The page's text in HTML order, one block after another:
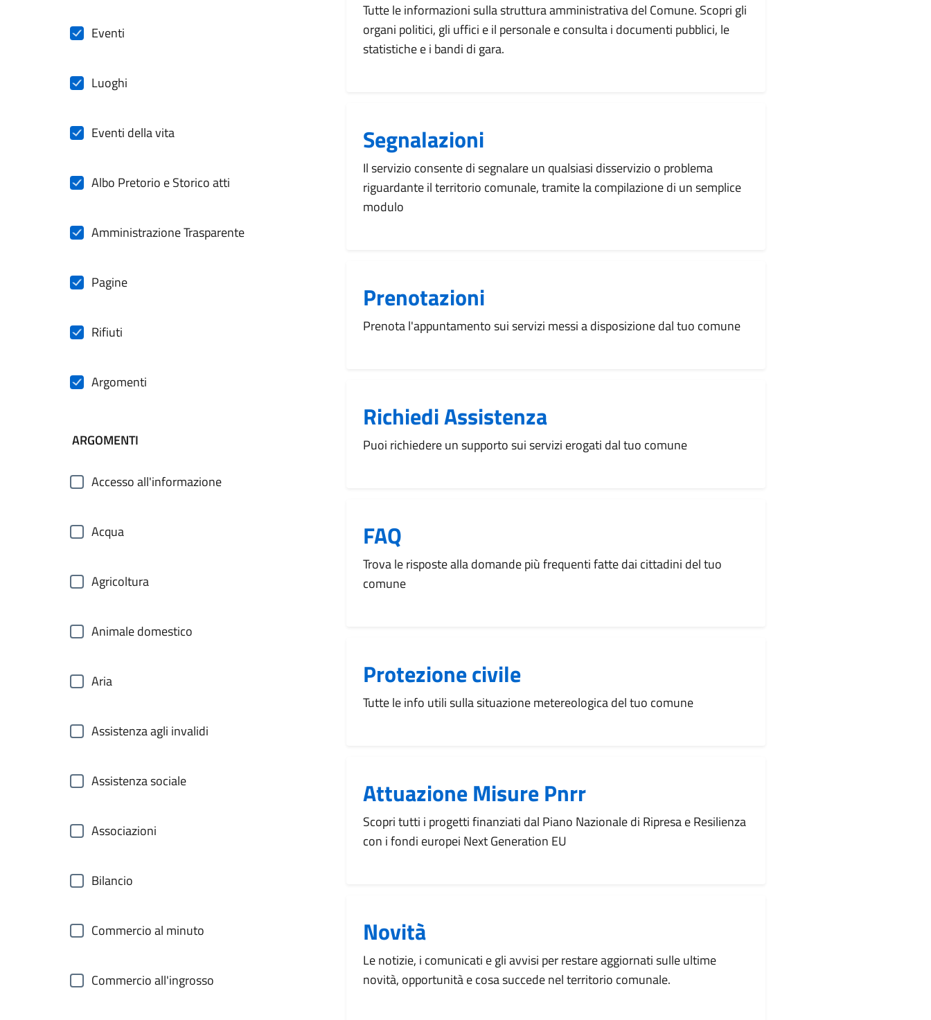
Eventi
Luoghi
Eventi della vita
Albo Pretorio e Storico atti
Amministrazione Trasparente
Pagine
Rifiuti
Argomenti
ARGOMENTI
Accesso all'informazione
Acqua
Agricoltura
Animale domestico
Aria
Assistenza agli invalidi
Assistenza sociale
Associazioni
Bilancio
Commercio al minuto
Commercio all'ingrosso
Tutte le informazioni sulla struttura amministrativa del Comune. Scopri gli
organi politici, gli uffici e il personale e consulta i documenti pubblici, le
statistiche e i bandi di gara.
Segnalazioni
Il servizio consente di segnalare un qualsiasi disservizio o problema
riguardante il territorio comunale, tramite la compilazione di un semplice
modulo
Prenotazioni
Prenota l'appuntamento sui servizi messi a disposizione dal tuo comune
Richiedi Assistenza
Puoi richiedere un supporto sui servizi erogati dal tuo comune
FAQ
Trova le risposte alla domande più frequenti fatte dai cittadini del tuo
comune
Protezione civile
Tutte le info utili sulla situazione metereologica del tuo comune
Attuazione Misure Pnrr
Scopri tutti i progetti finanziati dal Piano Nazionale di Ripresa e Resilienza
con i fondi europei Next Generation EU
Novità
Le notizie, i comunicati e gli avvisi per restare aggiornati sulle ultime
novità, opportunità e cosa succede nel territorio comunale.